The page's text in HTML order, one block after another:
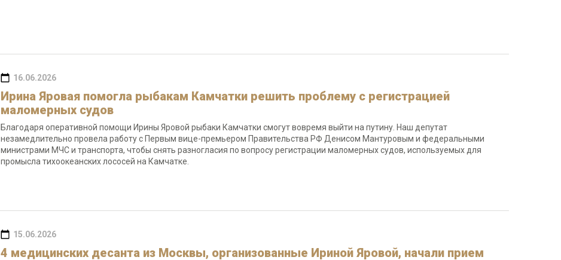
16.06.2026
Ирина Яровая помогла рыбакам Камчатки решить проблему с регистрацией
маломерных судов
Благодаря оперативной помощи Ирины Яровой рыбаки Камчатки смогут вовремя выйти на путину. Наш депутат
незамедлительно провела работу с Первым вице-премьером Правительства РФ Денисом Мантуровым и федеральными
министрами МЧС и транспорта, чтобы снять разногласия по вопросу регистрации маломерных судов, используемых для
промысла тихоокеанских лососей на Камчатке.
15.06.2026
4 медицинских десанта из Москвы, организованные Ириной Яровой, начали прием